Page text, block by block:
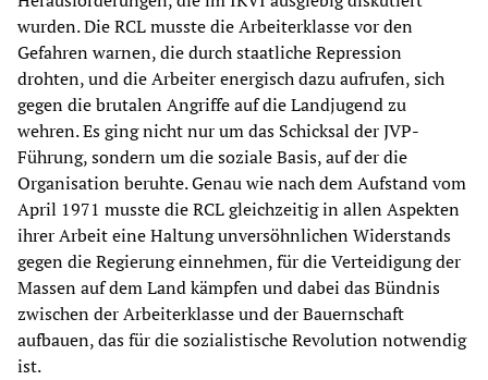
wurden. Die RCL musste die Arbeiterklasse vor den
Gefahren warnen, die durch staatliche Repression
drohten, und die Arbeiter energisch dazu aufrufen, sich
gegen die brutalen Angriffe auf die Landjugend zu
wehren. Es ging nicht nur um das Schicksal der JVP-
Führung, sondern um die soziale Basis, auf der die
Organisation beruhte. Genau wie nach dem Aufstand vom
April 1971 musste die RCL gleichzeitig in allen Aspekten
ihrer Arbeit eine Haltung unversöhnlichen Widerstands
gegen die Regierung einnehmen, für die Verteidigung der
Massen auf dem Land kämpfen und dabei das Bündnis
zwischen der Arbeiterklasse und der Bauernschaft
aufbauen, das für die sozialistische Revolution notwendig
ist.